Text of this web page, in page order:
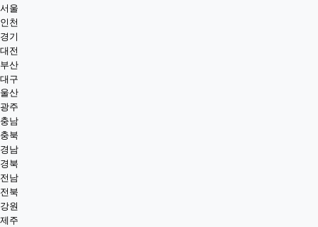
서울
인천
경기
대전
부산
대구
울산
광주
충남
충북
경남
경북
전남
전북
강원
제주